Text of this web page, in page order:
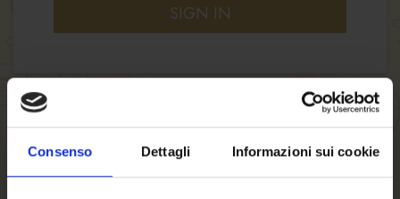
Consenso Dettagli Informazioni sui cookie
SIGN IN
NEW CUSTOMERS